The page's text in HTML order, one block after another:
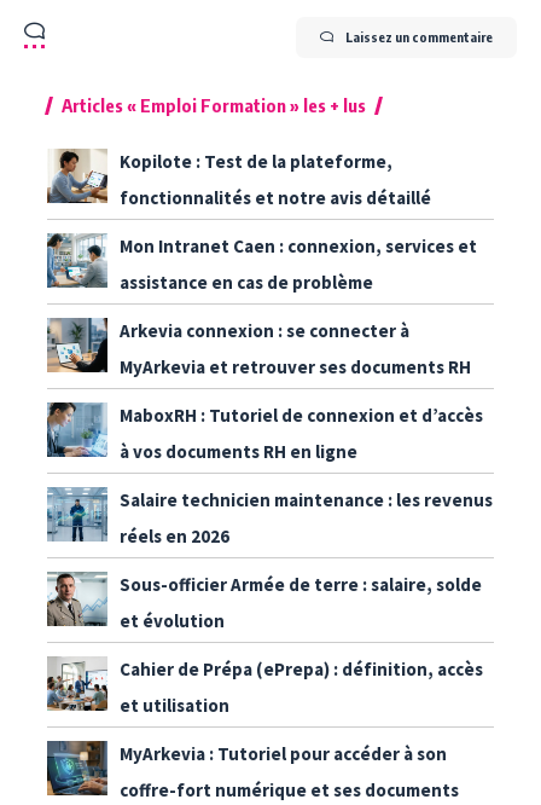
Laissez un commentaire
Articles « Emploi Formation » les + lus
Kopilote : Test de la plateforme,
fonctionnalités et notre avis détaillé
Mon Intranet Caen : connexion, services et
assistance en cas de problème
Arkevia connexion : se connecter à
MyArkevia et retrouver ses documents RH
MaboxRH : Tutoriel de connexion et d’accès
à vos documents RH en ligne
Salaire technicien maintenance : les revenus
réels en 2026
Sous-officier Armée de terre : salaire, solde
et évolution
Cahier de Prépa (ePrepa) : définition, accès
et utilisation
MyArkevia : Tutoriel pour accéder à son
coffre-fort numérique et ses documents